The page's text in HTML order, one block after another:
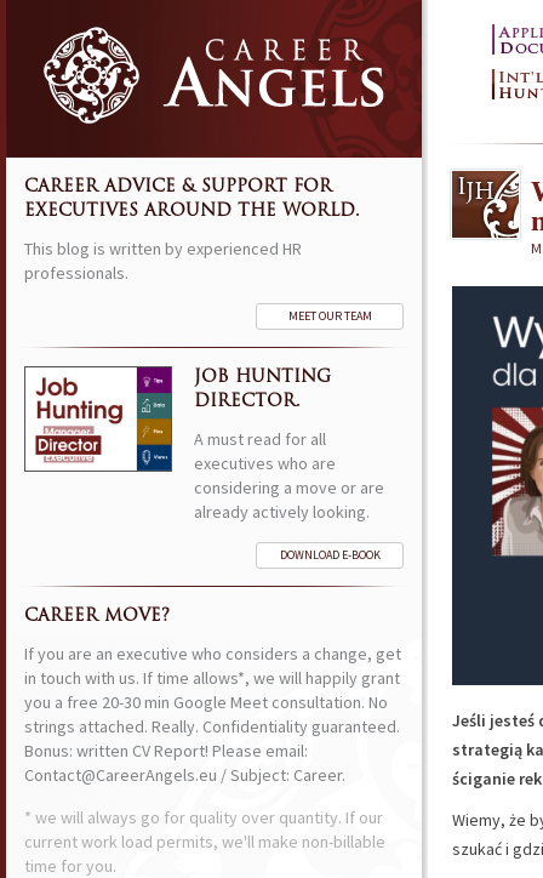
Jeśli jesteś
strategią
ściganie
Wiemy, że
szukać i
CAREER ADVICE & SUPPORT FOR
EXECUTIVES AROUND THE WORLD.
This blog is written by experienced HR
professionals.
MEET OUR TEAM
JOB HUNTING
DIRECTOR.
A must read for all
executives who are
considering a move or are
already actively looking.
DOWNLOAD E-BOOK
CAREER MOVE?
If you are an executive who considers a change, get
in touch with us. If time allows*, we will happily grant
you a free 20-30 min Google Meet consultation. No
strings attached. Really. Confidentiality guaranteed.
Bonus: written CV Report! Please email:
Contact@CareerAngels.eu / Subject: Career.
* we will always go for quality over quantity. If our
current work load permits, we'll make non-billable
time for you.